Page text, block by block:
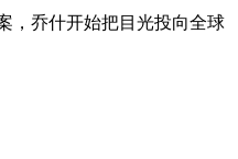
，乔什开始把目光投向全球